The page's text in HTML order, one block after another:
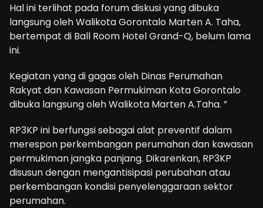
Hal ini terlihat pada forum diskusi yang dibuka
langsung oleh Walikota Gorontalo Marten A. Taha,
bertempat di Ball Room Hotel Grand-Q, belum lama
ini.
Kegiatan yang di gagas oleh Dinas Perumahan
Rakyat dan Kawasan Permukiman Kota Gorontalo
dibuka langsung oleh Walikota Marten A.Taha. ”
RP3KP ini berfungsi sebagai alat preventif dalam
merespon perkembangan perumahan dan kawasan
permukiman jangka panjang. Dikarenkan, RP3KP
disusun dengan mengantisipasi perubahan atau
perkembangan kondisi penyelenggaraan sektor
perumahan.